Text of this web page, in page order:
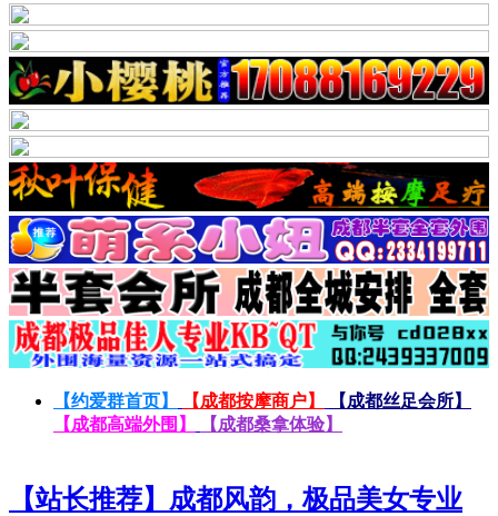
【约爱群首页】 【成都按摩商户】
【成都丝足会所】
【成都高端外围】
【成都桑拿体验】
【站长推荐】成都风韵，极品美女专业